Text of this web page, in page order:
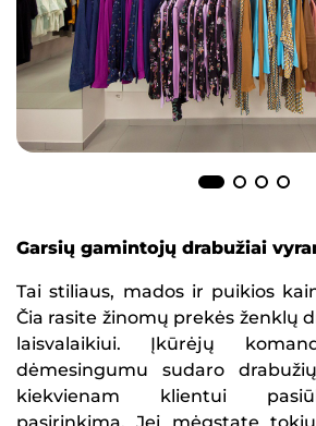
Garsių gamintojų drabužiai
Tai stiliaus, mados ir puikios
Čia rasite žinomų prekės ženklų
laisvalaikiui. Įkūrėjų
dėmesingumu sudaro
kiekvienam klientui